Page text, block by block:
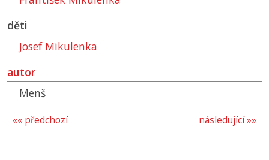
děti
Josef Mikulenka
autor
Menš
následující »»
«« předchozí